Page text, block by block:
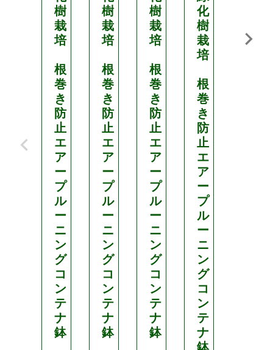
樹
栽
培
根
巻
き
防
止
エ
ア
ー
プ
ル
ー
ニ
ン
グ
コ
ン
テ
ナ
鉢
樹
栽
培
根
巻
き
防
止
エ
ア
ー
プ
ル
ー
ニ
ン
グ
コ
ン
テ
ナ
鉢
樹
栽
培
根
巻
き
防
止
エ
ア
ー
プ
ル
ー
ニ
ン
グ
コ
ン
テ
ナ
鉢
化
樹
栽
培
根
巻
き
防
止
エ
ア
ー
プ
ル
ー
ニ
ン
グ
コ
ン
テ
ナ
鉢
樹